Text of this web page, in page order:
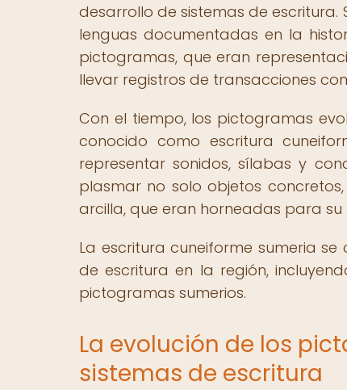
desarrollo de sistemas de escritura.
lenguas documentadas en la
pictogramas, que eran
llevar registros de transacciones
Con el tiempo, los pictogramas
conocido como escritura
representar sonidos, sílabas y
plasmar no solo objetos
arcilla, que eran horneadas para su
La escritura cuneiforme sumeria
de escritura en la región,
pictogramas sumerios.
La evolución de los
sistemas de escritura